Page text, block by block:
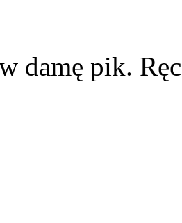
damę pik.